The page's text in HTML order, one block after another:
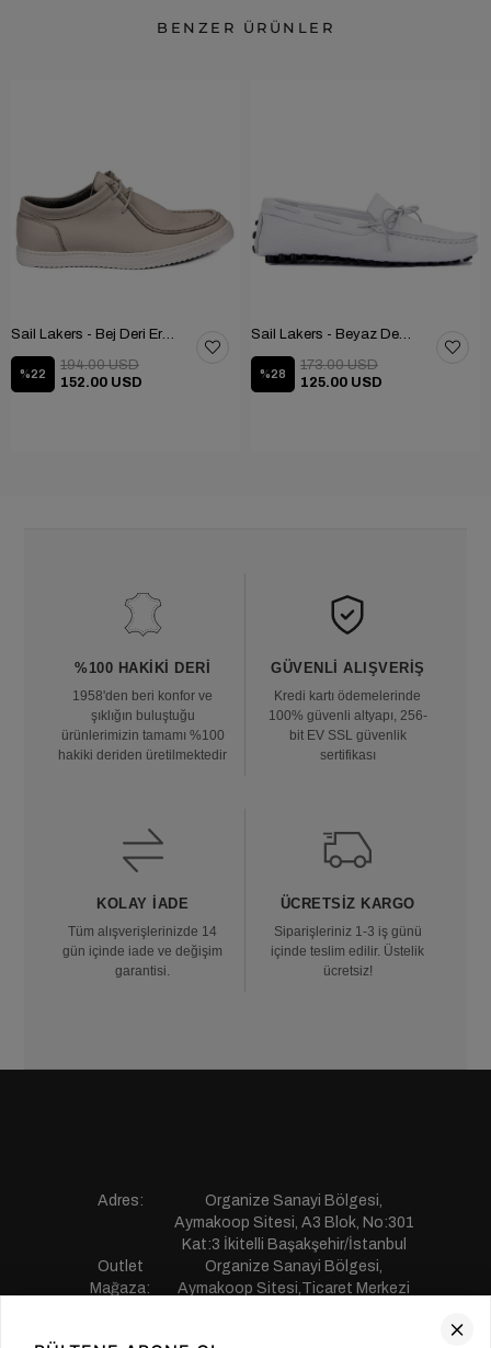
BENZER ÜRÜNLER
Sail Lakers - Bej Deri Erkek Ayakkabı 101-2669-HE84
%22
152.00 USD
194.00 USD
Sail Lakers - Beyaz Deri Erkek Ayakkabı 101-3791-11169
%28
125.00 USD
173.00 USD
%100 HAKIKI DERI
1958'den beri konfor ve
şıklığın buluştuğu
ürünlerimizin tamamı %100
hakiki deriden üretilmektedir
GÜVENLI ALIŞVERIŞ
Kredi kartı ödemelerinde
100% güvenli altyapı, 256-
bit EV SSL güvenlik
sertifikası
KOLAY İADE
Tüm alışverişlerinizde 14
gün içinde iade ve değişim
garantisi.
ÜCRETSIZ KARGO
Siparişleriniz 1-3 iş günü
içinde teslim edilir. Üstelik
ücretsiz!
Adres:
Organize Sanayi Bölgesi,
Aymakoop Sitesi, A3 Blok, No:301
Kat:3 İkitelli Başakşehir/İstanbul
Outlet
Mağaza:
Organize Sanayi Bölgesi,
Aymakoop Sitesi,Ticaret Merkezi